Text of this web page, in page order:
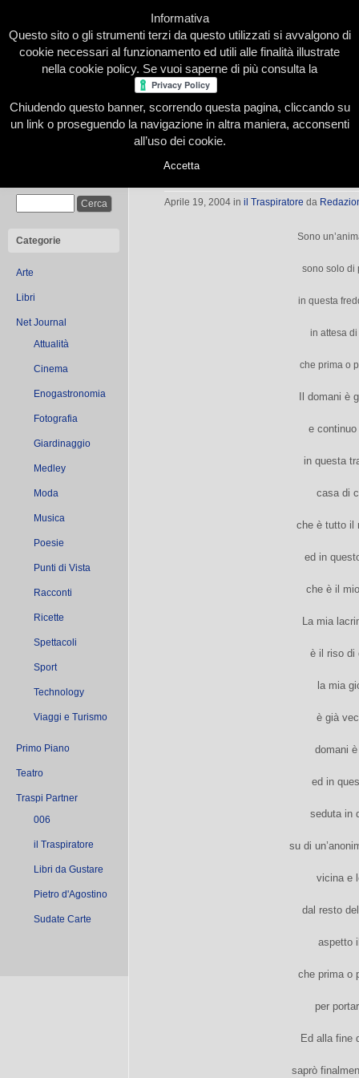
Home Presentazione Redazione Le nostre firme
Categorie
Arte
Libri
Net Journal
Attualità
Cinema
Enogastronomia
Fotografia
Giardinaggio
Medley
Moda
Musica
Poesie
Punti di Vista
Racconti
Ricette
Spettacoli
Sport
Technology
Viaggi e Turismo
Primo Piano
Teatro
Traspi Partner
006
il Traspiratore
Libri da Gustare
Pietro d'Agostino
Sudate Carte
Il viaggio
Aprile 19, 2004 in il Traspiratore da
Sono
sono solo di
in questa
in attesa
che prima o
Il domani è
e
in questa
casa di
che è tutto il
ed in
che è il
La mia
è il riso di
la mia
è già
domani
ed in
seduta in
su di
vicina e
dal resto
aspetto
che prima o
per
Ed alla fine
saprò
Informativa
Questo sito o gli strumenti terzi da questo utilizzati si avvalgono di
cookie necessari al funzionamento ed utili alle finalità illustrate
nella cookie policy. Se vuoi saperne di più consulta la
Chiudendo questo banner, scorrendo questa pagina, cliccando su
un link o proseguendo la navigazione in altra maniera, acconsenti
all’uso dei cookie.
Accetta